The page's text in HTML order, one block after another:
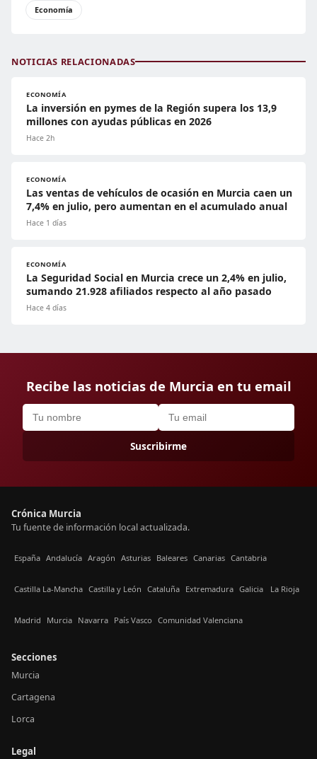
Economía
NOTICIAS RELACIONADAS
ECONOMÍA
La inversión en pymes de la Región supera los 13,9
millones con ayudas públicas en 2026
Hace 2h
ECONOMÍA
Las ventas de vehículos de ocasión en Murcia caen un
7,4% en julio, pero aumentan en el acumulado anual
Hace 1 días
ECONOMÍA
La Seguridad Social en Murcia crece un 2,4% en julio,
sumando 21.928 afiliados respecto al año pasado
Hace 4 días
Recibe las noticias de Murcia en tu email
Suscribirme
Crónica Murcia
Tu fuente de información local actualizada.
España Andalucía Aragón Asturias Baleares Canarias Cantabria
Castilla La-Mancha Castilla y León Cataluña Extremadura Galicia La Rioja
Madrid Murcia Navarra País Vasco Comunidad Valenciana
Secciones
Murcia
Cartagena
Lorca
Legal